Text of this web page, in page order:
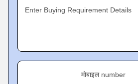
Enter Buying Requirement Details
मोबाइल number